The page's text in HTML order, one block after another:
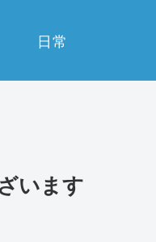
日常
います